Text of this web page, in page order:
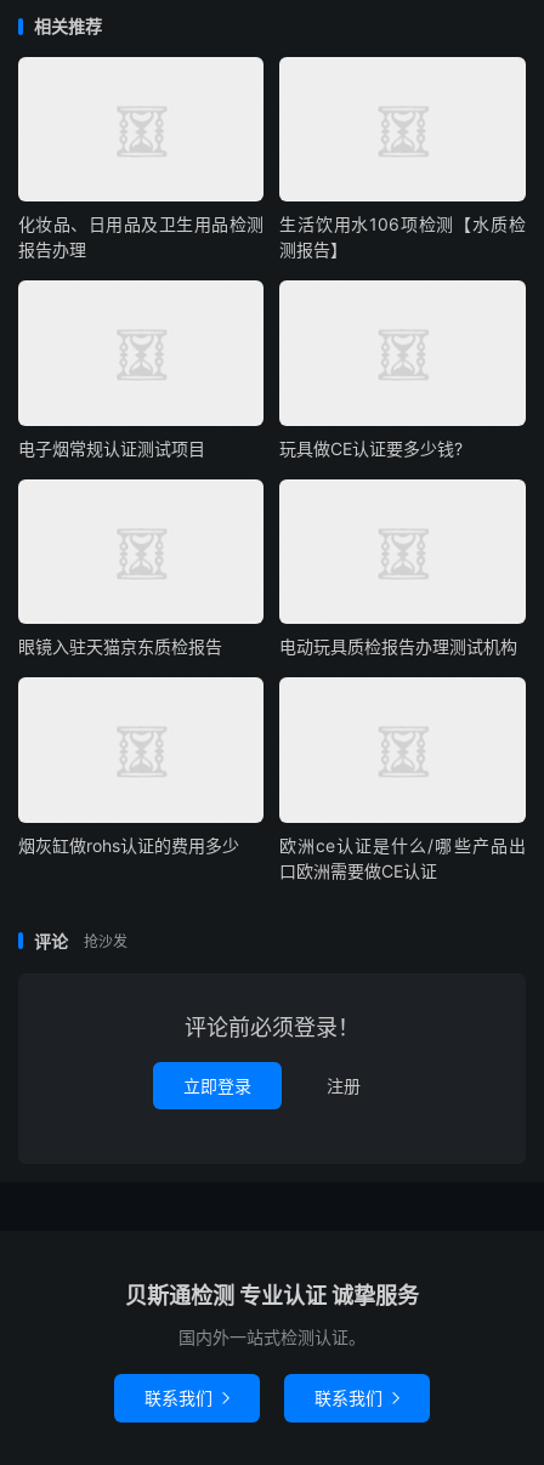
相关推荐
化妆品、日用品及卫生用品检测
报告办理
生活饮用水106项检测【水质检
测报告】
电子烟常规认证测试项目 玩具做CE认证要多少钱?
眼镜入驻天猫京东质检报告 电动玩具质检报告办理测试机构
烟灰缸做rohs认证的费用多少
欧洲ce认证是什么/哪些产品出
口欧洲需要做CE认证
评论 抢沙发
评论前必须登录！
立即登录 注册
贝斯通检测 专业认证 诚挚服务
国内外一站式检测认证。
联系我们  联系我们 